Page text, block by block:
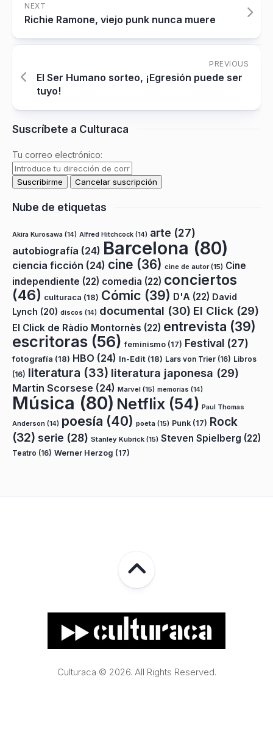
NEXT
Richie Ramone, viejo punk nunca muere
PREVIOUS
El Ser Humano sorteo, ¡Egresión puede ser
tuyo!
Suscríbete a Culturaca
Tu correo electrónico:
Nube de etiquetas
Akira Kurosawa (14) Alfred Hitchcock (14) arte (27)
autobiografía (24) Barcelona (80)
ciencia ficción (24) cine (36) cine de autor(15) Cine
independiente (22) comedia (22) conciertos
(46) culturaca (18) Cómic (39) D'A (22) David
Lynch (20) discos (14) documental (30) El Click (29)
El Click de Ràdio Montornès (22) entrevista (39)
escritoras (56) feminismo (17) Festival (27)
fotografía (18) HBO (24) In-Edit (18) Lars von Trier (16) Libros
(16) literatura (33) literatura japonesa (29)
Martin Scorsese (24) Marvel (15) memorias (14)
Música (80) Netflix (54) Paul Thomas
Anderson (14) poesía (40) poeta (15) Punk (17) Rock
(32) serie (28) Stanley Kubrick (15) Steven Spielberg (22)
Teatro (16) Werner Herzog (17)
Culturaca © 2026. All Rights Reserved.